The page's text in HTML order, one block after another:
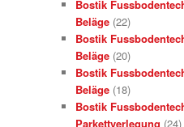
Bostik
Beläge (22)
Bostik
Beläge (20)
Bostik
Beläge (18)
Bostik
Parkettverlegung (24)